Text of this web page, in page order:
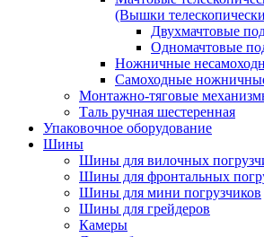
(Вышки
Двухмачтовые
Одномачтовые
Ножничные
Самоходные
Монтажно-тяговые
Таль ручная шестеренная
Упаковочное оборудование
Шины
Шины для вилочных
Шины для фронтальных
Шины для мини погрузчиков
Шины для грейдеров
Камеры